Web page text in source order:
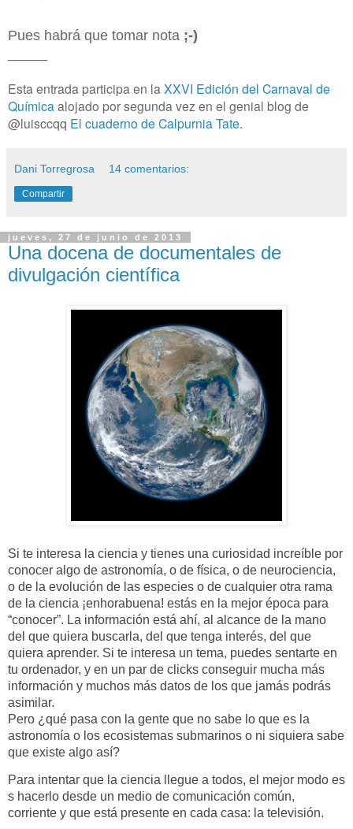
Pues habrá que tomar nota ;-)
Esta entrada participa en la XXVI Edición del Carnaval de
Químicaalojado por segunda vez en el genial blog de
@luisccqq El cuaderno de Calpurnia Tate.
Dani Torregrosa 14 comentarios:
Compartir
jueves, 27 de junio de 2013
Una docena de documentales de
divulgación científica
Si te interesa la ciencia y tienes una curiosidad increíble por
conocer algo de astronomía, o de física, o de neurociencia,
o de la evolución de las especies o de cualquier otra rama
de la ciencia ¡enhorabuena! estás en la mejor época para
“conocer”. La información está ahí, al alcance de la mano
del que quiera buscarla, del que tenga interés, del que
quiera aprender. Si te interesa un tema, puedes sentarte en
tu ordenador, y en un par de clicks conseguir mucha más
información y muchos más datos de los que jamás podrás
asimilar.
Pero ¿qué pasa con la gente que no sabe lo que es la
astronomía o los ecosistemas submarinos o ni siquiera sabe
que existe algo así?
Para intentar que la ciencia llegue a todos, el mejor modo es
s hacerlo desde un medio de comunicación común,
corriente y que está presente en cada casa: la televisión.